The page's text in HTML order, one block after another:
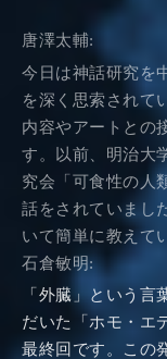
唐澤太輔:
今日は神話研究を
を深く思索されて
内容やアートとの
す。以前、明治大
究会「可食性の人
話をされていまし
いて簡単に教えて
石倉敏明:
「外臓」という
だいた「ホモ・エ
最終回です。この